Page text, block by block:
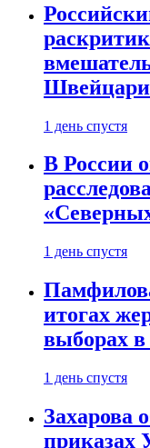
1 день спустя
В России
1 день спустя
итогах
выборах в
1 день спустя
Захарова
приказах